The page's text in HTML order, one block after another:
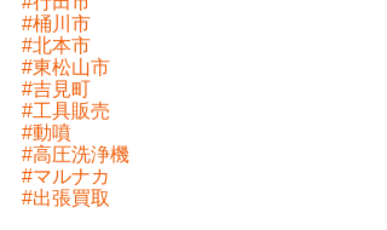
#桶川市
#北本市
#東松山市
#吉見町
#工具販売
#動噴
#高圧洗浄機
#マルナカ
#出張買取